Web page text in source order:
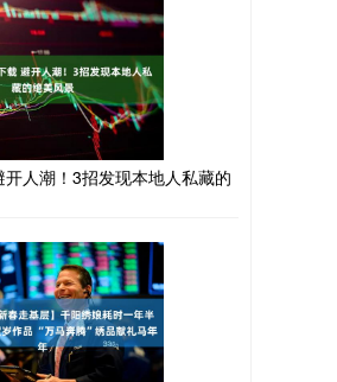
人潮！3招发现本地人私藏的